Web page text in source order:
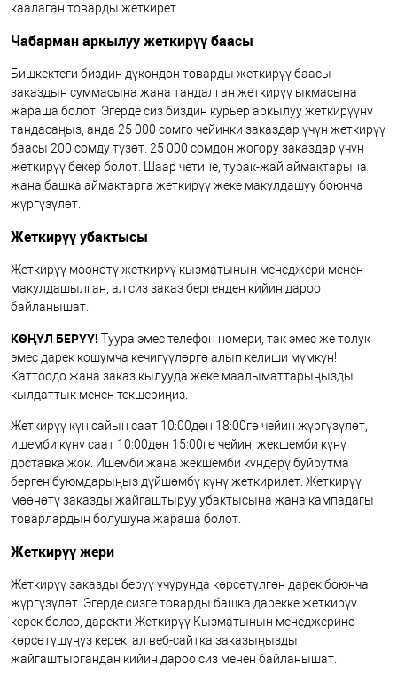
каалаган товарды жеткирет.
Чабарман аркылуу жеткирүү баасы
Бишкектеги биздин дүкөндөн товарды жеткирүү баасы
заказдын суммасына жана тандалган жеткирүү ыкмасына
жараша болот. Эгерде сиз биздин курьер аркылуу жеткирүүнү
тандасаңыз, анда 25 000 сомго чейинки заказдар үчүн жеткирүү
баасы 200 сомду түзөт. 25 000 сомдон жогору заказдар үчүн
жеткирүү бекер болот. Шаар четине, турак-жай аймактарына
жана башка аймактарга жеткирүү жеке макулдашуу боюнча
жүргүзүлөт.
Жеткирүү убактысы
Жеткирүү мөөнөтү жеткирүү кызматынын менеджери менен
макулдашылган, ал сиз заказ бергенден кийин дароо
байланышат.
КӨҢҮЛ БЕРҮҮ! Туура эмес телефон номери, так эмес же толук
эмес дарек кошумча кечигүүлөргө алып келиши мүмкүн!
Каттоодо жана заказ кылууда жеке маалыматтарыңызды
кылдаттык менен текшериңиз.
Жеткирүү күн сайын саат 10:00дөн 18:00гө чейин жүргүзүлөт,
ишемби күнү саат 10:00дөн 15:00гө чейин, жекшемби күнү
доставка жок. Ишемби жана жекшемби күндөрү буйрутма
берген буюмдарыңыз дүйшөмбү күнү жеткирилет. Жеткирүү
мөөнөтү заказды жайгаштыруу убактысына жана кампадагы
товарлардын болушуна жараша болот.
Жеткирүү жери
Жеткирүү заказды берүү учурунда көрсөтүлгөн дарек боюнча
жүргүзүлөт. Эгерде сизге товарды башка дарекке жеткирүү
керек болсо, даректи Жеткирүү Кызматынын менеджерине
көрсөтүшүңүз керек, ал веб-сайтка заказыңызды
жайгаштыргандан кийин дароо сиз менен байланышат.